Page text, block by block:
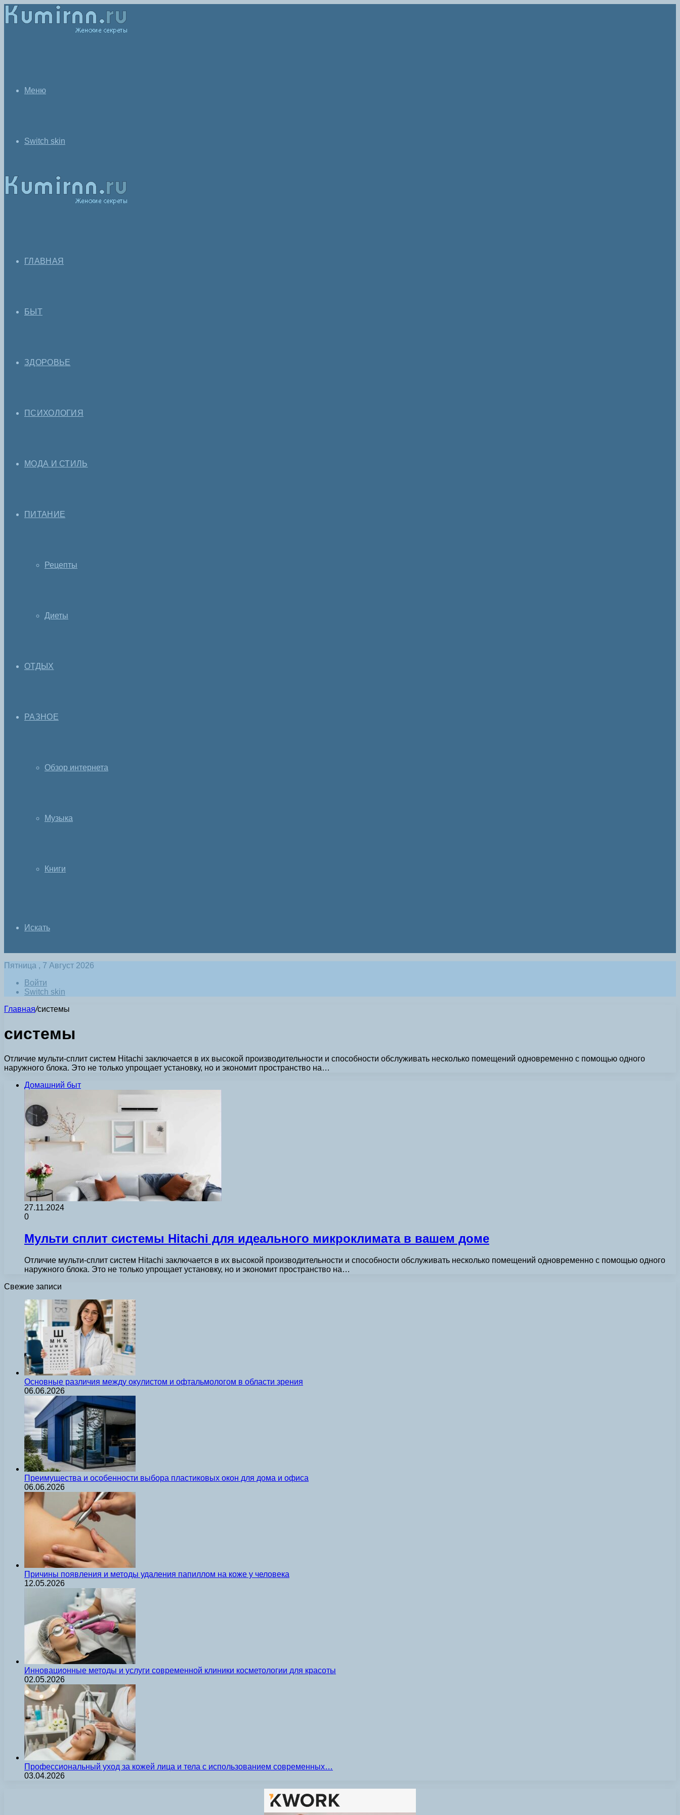
Меню
Switch skin
ГЛАВНАЯ
БЫТ
ЗДОРОВЬЕ
ПСИХОЛОГИЯ
МОДА И СТИЛЬ
ПИТАНИЕ
Рецепты
Диеты
ОТДЫХ
РАЗНОЕ
Обзор интернета
Музыка
Книги
Искать
Пятница , 7 Август 2026
Войти
Switch skin
Главная/системы
системы
Отличие мульти-сплит систем Hitachi заключается в их высокой производительности и способности обслуживать несколько помещений одновременно с помощью одного
наружного блока. Это не только упрощает установку, но и экономит пространство на…
Домашний быт
27.11.2024
0
Мульти сплит системы Hitachi для идеального микроклимата в вашем доме
Отличие мульти-сплит систем Hitachi заключается в их высокой производительности и способности обслуживать несколько помещений одновременно с помощью одного
наружного блока. Это не только упрощает установку, но и экономит пространство на…
Свежие записи
Основные различия между окулистом и офтальмологом в области зрения
06.06.2026
Преимущества и особенности выбора пластиковых окон для дома и офиса
06.06.2026
Причины появления и методы удаления папиллом на коже у человека
12.05.2026
Инновационные методы и услуги современной клиники косметологии для красоты
02.05.2026
Профессиональный уход за кожей лица и тела с использованием современных…
03.04.2026